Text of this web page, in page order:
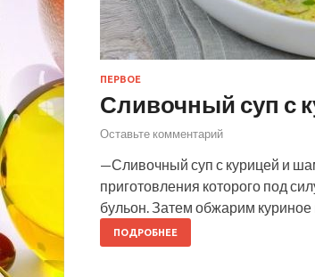
ПЕРВОЕ
Сливочный суп с
Оставьте комментарий
—Сливочный суп с курицей и
приготовления которого под
бульон. Затем обжарим
ПОДРОБНЕЕ